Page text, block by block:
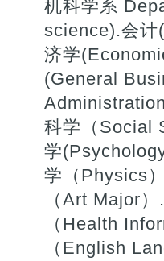
机科学系
science).会
济学
(General
科学（Social
学
学（Physics
（Art Major
（Health
（English